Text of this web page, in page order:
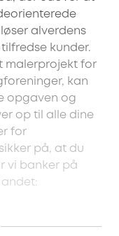
alverdens
kunder.
malerprojekt for
kan
opgaven og
op til alle dine
for
på, at du
vi banker på